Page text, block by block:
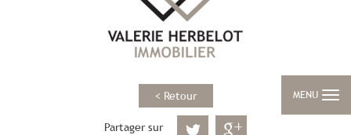
MENU
< Retour
Partager sur